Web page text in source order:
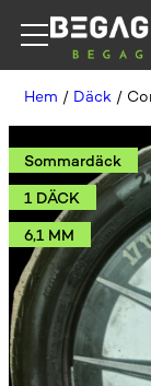
Hem / Däck /
Sommardäck
1 DÄCK
6,1 MM